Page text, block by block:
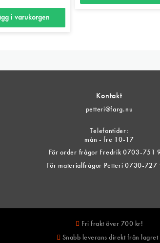
i varukorgen
Kontakt
petteri@farg.nu
Telefontider:
mån - fre 10-17
För order frågor Fredrik 0703-751
För materialfrågor Petteri 0730-727
Fri frakt över 700 kr!
Snabb leverans direkt från lagret